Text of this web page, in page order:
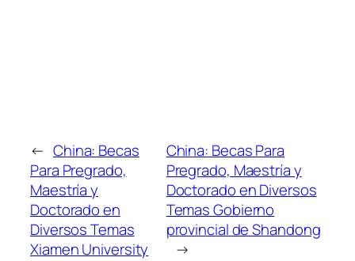
← China: Becas
Para Pregrado,
Maestría y
Doctorado en
Diversos Temas
Xiamen University
China: Becas Para
Pregrado, Maestría y
Doctorado en Diversos
Temas Gobierno
provincial de Shandong
→